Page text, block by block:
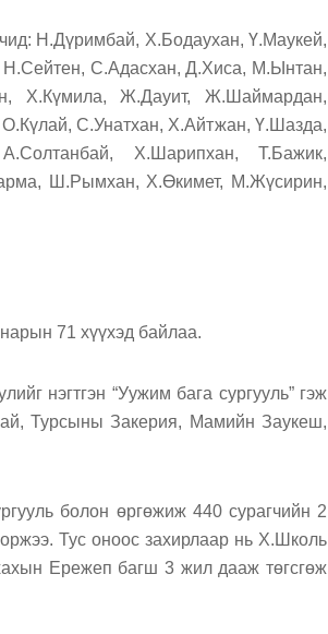
Н.Дүримбай, Х.Бодаухан, Ү.Маукей,
С.Адасхан, Д.Хиса, М.Ынтан,
Х.Күмила, Ж.Дауит, Ж.Шаймардан,
С.Унатхан, Х.Айтжан, Ү.Шазда,
Х.Шарипхан, Т.Бажик,
Ш.Рымхан, Х.Өкимет, М.Жүсирин,
71 хүүхэд байлаа.
нэгтгэн “Уужим бага сургууль” гэж
Турсыны Закерия, Мамийн Заукеш,
болон өргөжиж 440 сурагчийн 2
Тус оноос захирлаар нь Х.Школь
Ережеп багш 3 жил дааж төгсгөж